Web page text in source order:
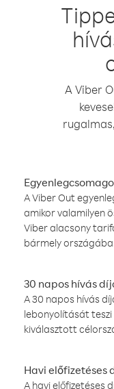
A Viber
A Viber Out
amikor valamilyen
Viber alacsony
bármely
30 napos hívás
A 30 napos hívás
lebonyolítását teszi
kiválasztott
Havi előfizetéses
A havi előfizetéses